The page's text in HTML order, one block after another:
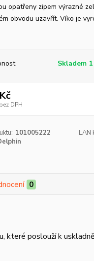
opatřeny zipem výrazné
obvodu uzavřít. Víko je
Skladem 1
bez DPH
101005222 EAN
0
které poslouží k